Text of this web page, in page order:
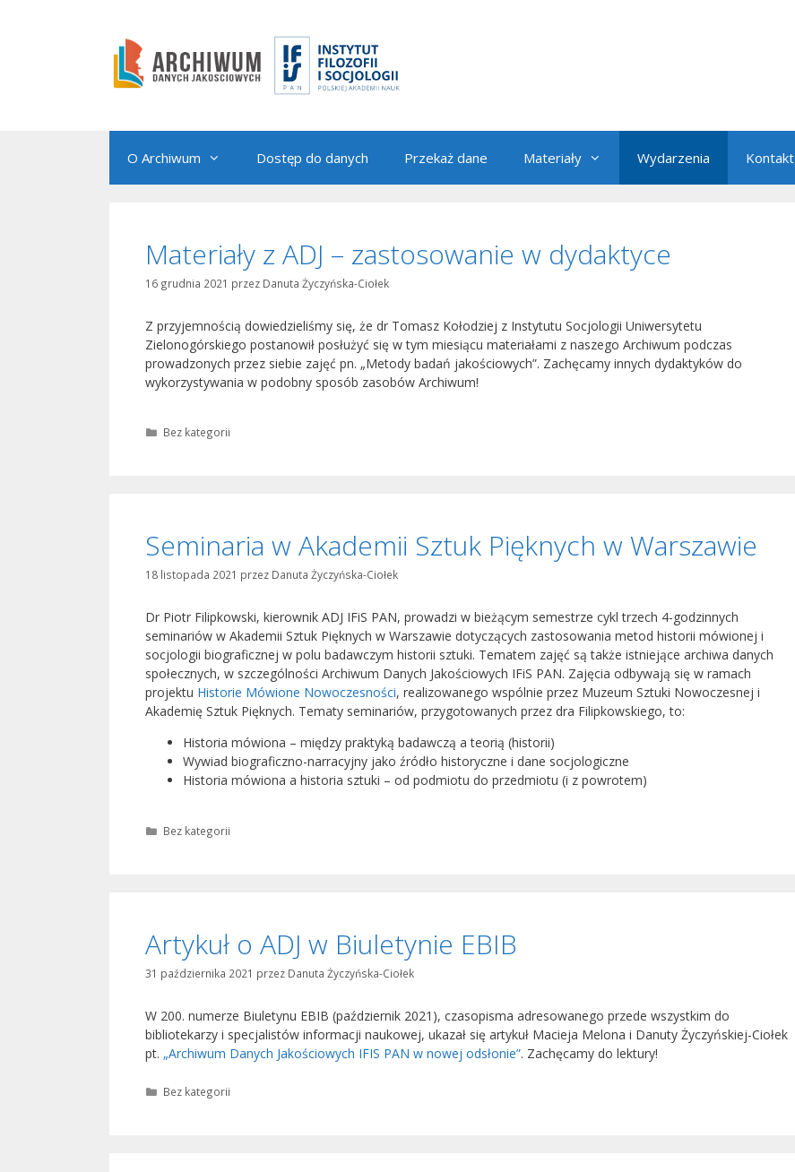
O Archiwum Dostęp do danych Przekaż dane Materiały Wydarzenia Kontakt
Materiały z ADJ – zastosowanie w dydaktyce
16 grudnia 2021 przez Danuta Życzyńska-Ciołek
Z przyjemnością dowiedzieliśmy się, że dr Tomasz Kołodziej z Instytutu Socjologii Uniwersytetu
Zielonogórskiego postanowił posłużyć się w tym miesiącu materiałami z naszego Archiwum podczas
prowadzonych przez siebie zajęć pn. „Metody badań jakościowych”. Zachęcamy innych dydaktyków do
wykorzystywania w podobny sposób zasobów Archiwum!
Kategorie
Bez kategorii
Seminaria w Akademii Sztuk Pięknych w Warszawie
18 listopada 2021 przez Danuta Życzyńska-Ciołek
Dr Piotr Filipkowski, kierownik ADJ IFiS PAN, prowadzi w bieżącym semestrze cykl trzech 4-godzinnych
seminariów w Akademii Sztuk Pięknych w Warszawie dotyczących zastosowania metod historii mówionej i
socjologii biograficznej w polu badawczym historii sztuki. Tematem zajęć są także istniejące archiwa danych
społecznych, w szczególności Archiwum Danych Jakościowych IFiS PAN. Zajęcia odbywają się w ramach
projektu Historie Mówione Nowoczesności, realizowanego wspólnie przez Muzeum Sztuki Nowoczesnej i
Akademię Sztuk Pięknych. Tematy seminariów, przygotowanych przez dra Filipkowskiego, to:
Historia mówiona – między praktyką badawczą a teorią (historii)
Wywiad biograficzno-narracyjny jako źródło historyczne i dane socjologiczne
Historia mówiona a historia sztuki – od podmiotu do przedmiotu (i z powrotem)
Kategorie
Bez kategorii
Artykuł o ADJ w Biuletynie EBIB
31 października 2021 przez Danuta Życzyńska-Ciołek
W 200. numerze Biuletynu EBIB (październik 2021), czasopisma adresowanego przede wszystkim do
bibliotekarzy i specjalistów informacji naukowej, ukazał się artykuł Macieja Melona i Danuty Życzyńskiej-Ciołek
pt. „Archiwum Danych Jakościowych IFIS PAN w nowej odsłonie”. Zachęcamy do lektury!
Kategorie
Bez kategorii